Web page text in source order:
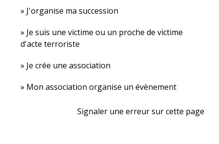
J'organise ma succession
Je suis une victime ou un proche de victime
d'acte terroriste
Je crée une association
Mon association organise un évènement
Signaler une erreur sur cette page